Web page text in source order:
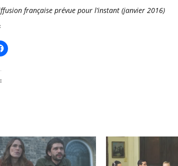
française prévue pour l’instant (janvier 2016)